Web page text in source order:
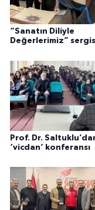
“Sanatın Diliyle
Değerlerimiz”
Prof. Dr.
‘vicdan’ konferansı